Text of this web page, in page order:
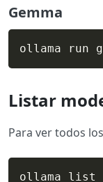
Gemma
ollama run
Listar
Para ver todos
ollama list